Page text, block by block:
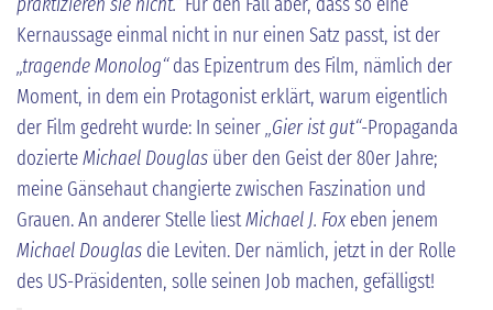
Kernaussage einmal nicht in nur einen Satz passt, ist der
„tragende Monolog“das Epizentrum des Film, nämlich der
Moment, in dem ein Protagonist erklärt, warum eigentlich
der Film gedreht wurde: In seiner„Gier ist gut“-Propaganda
dozierteMichael Douglas über den Geist der 80er Jahre;
meine Gänsehaut changierte zwischen Faszination und
Grauen. An anderer Stelle liestMichael J. Fox eben jenem
Michael Douglas die Leviten. Der nämlich, jetzt in der Rolle
des US-Präsidenten, solle seinen Job machen, gefälligst!